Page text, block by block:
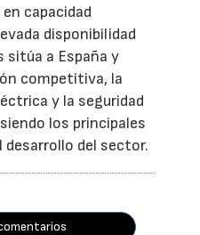
capacidad
disponibilidad
sitúa a España y
competitiva, la
y la seguridad
los principales
del sector.